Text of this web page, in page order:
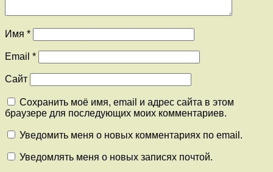
Имя *
Email *
Сайт
Сохранить моё имя, email и адрес сайта в этом
браузере для последующих моих комментариев.
Уведомить меня о новых комментариях по email.
Уведомлять меня о новых записях почтой.